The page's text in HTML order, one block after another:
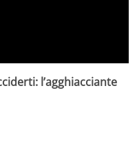
l’agghiacciante